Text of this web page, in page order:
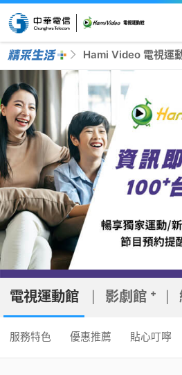
Hami Video 電視運
電視運動館 影劇館 ⁺
服務特色 優惠推薦 貼心叮嚀
服務特色 優惠推薦 貼心叮嚀